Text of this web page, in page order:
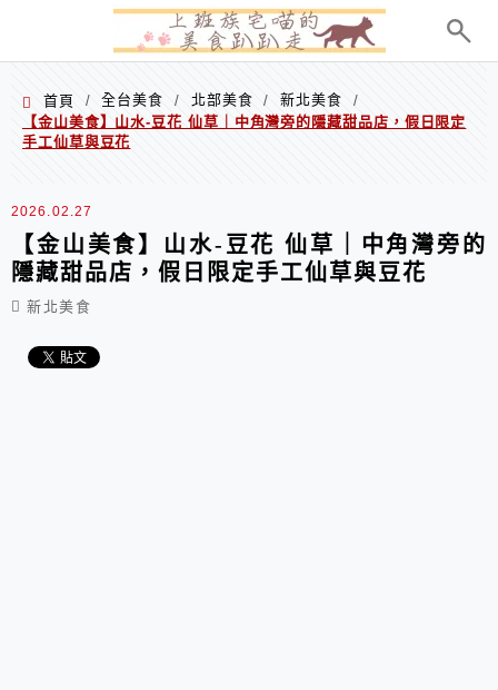
首頁 / 全台美食 / 北部美食 / 新北美食
/
【金山美食】山水-豆花 仙草｜中角灣旁的隱藏甜品店，假日限定
手工仙草與豆花
2026.02.27
【金山美食】山水-豆花 仙草｜中角灣旁的
隱藏甜品店，假日限定手工仙草與豆花
新北美食